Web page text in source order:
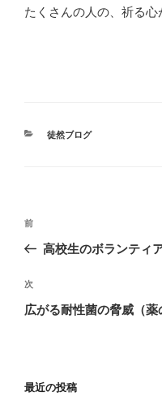
たくさんの人の、祈る心
カ
徒然ブログ
投
ビ
ゲ
ン
前
の
稿
前
高校生のボランティ
次
の
次
広がる耐性菌の脅威（薬
最近の投稿